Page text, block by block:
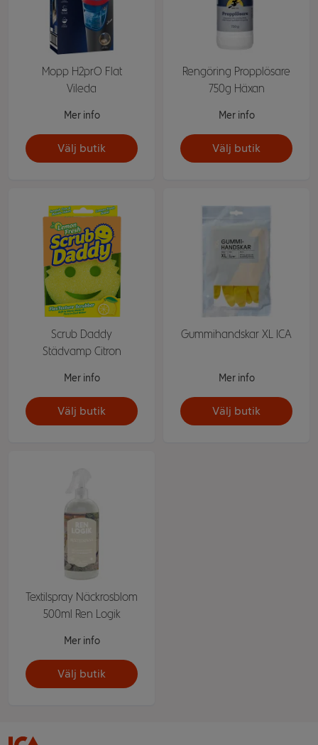
Mopp H2prO Flat
Vileda
Mer info
Välj butik
Rengöring Propplösare
750g Häxan
Mer info
Välj butik
Scrub Daddy
Städvamp Citron
Mer info
Välj butik
Gummihandskar XL ICA
Mer info
Välj butik
Textilspray Näckrosblom
500ml Ren Logik
Mer info
Välj butik